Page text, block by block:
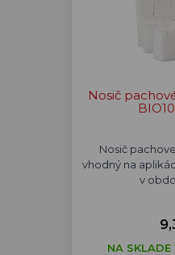
Nosič
Nosič
vhodný na
v
NA SKLADE